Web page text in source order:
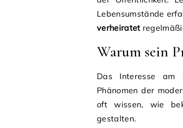
Lebensumstände
verheiratet
Warum sein
Das Interesse am
Phänomen der
oft wissen, wie
gestalten.